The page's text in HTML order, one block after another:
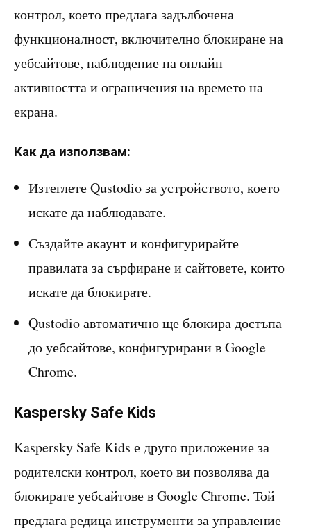
контрол, което предлага задълбочена
функционалност, включително блокиране на
уебсайтове, наблюдение на онлайн
активността и ограничения на времето на
екрана.
Как да използвам:
Изтеглете Qustodio за устройството, което
искате да наблюдавате.
Създайте акаунт и конфигурирайте
правилата за сърфиране и сайтовете, които
искате да блокирате.
Qustodio автоматично ще блокира достъпа
до уебсайтове, конфигурирани в Google
Chrome.
Kaspersky Safe Kids
Kaspersky Safe Kids е друго приложение за
родителски контрол, което ви позволява да
блокирате уебсайтове в Google Chrome. Той
предлага редица инструменти за управление